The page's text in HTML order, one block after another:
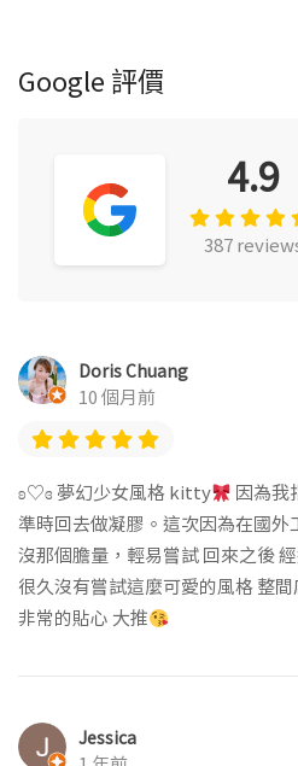
Google 評價
4.9
387
Doris Chuang
10 個月前
ʚ♡ɞ 夢幻少女風格 kitty
因為我
準時回去做凝膠。這次因為在國
沒那個膽量，輕易嘗試 回來之後
很久沒有嘗試這麼可愛的風格 整
非常的貼心 大推
Jessica